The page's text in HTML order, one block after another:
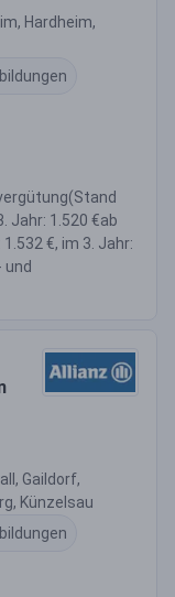
Hardheim,
Jahr: 1.520 €ab
€, im 3. Jahr:
und
Gaildorf,
Künzelsau